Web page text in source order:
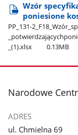
Wzór
poniesione
PP​_131-
_(1).xlsx
0.13MB
stopka
Narodowe
ADRES
ul. Chmielna 69